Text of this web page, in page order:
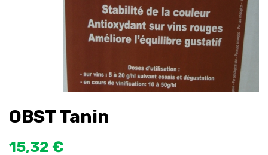
OBST Tanin
15,32 €